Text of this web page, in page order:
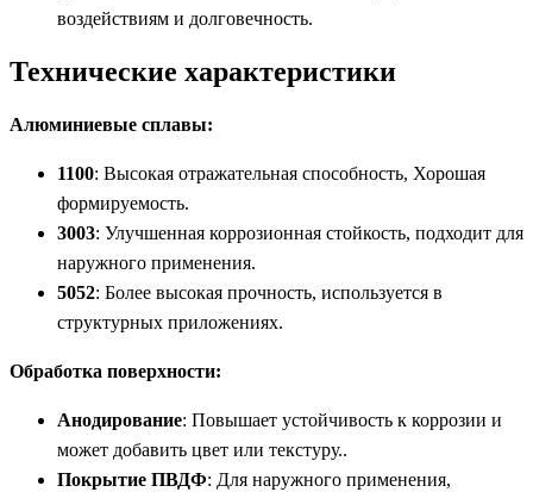
воздействиям и долговечность.
Технические характеристики
Алюминиевые сплавы:
1100: Высокая отражательная способность, Хорошая
формируемость.
3003: Улучшенная коррозионная стойкость, подходит для
наружного применения.
5052: Более высокая прочность, используется в
структурных приложениях.
Обработка поверхности:
Анодирование: Повышает устойчивость к коррозии и
может добавить цвет или текстуру..
Покрытие ПВДФ: Для наружного применения,